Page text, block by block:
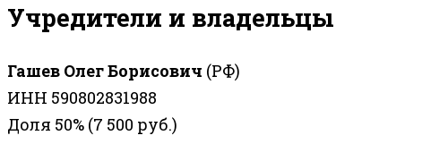
Учредители и владельцы
Гашев Олег Борисович (РФ)
ИНН 590802831988
Доля 50% (7 500 руб.)